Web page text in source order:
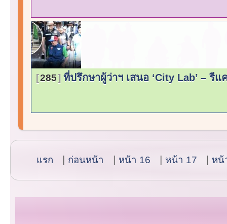
285 ที่ปรึกษาผู้ว่าฯ เสนอ ‘City Lab’ – รี
แรก ก่อนหน้า หน้า 16 หน้า 17 หน้